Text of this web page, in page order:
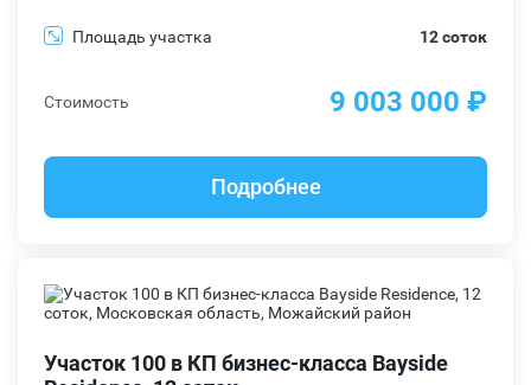
Площадь участка 12 соток
Стоимость 9 003 000 ₽
Подробнее
Участок 100 в КП бизнес-класса Bayside